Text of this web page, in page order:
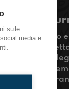
fiume in
in
quotidiana
di scuola
in
sulle
media e